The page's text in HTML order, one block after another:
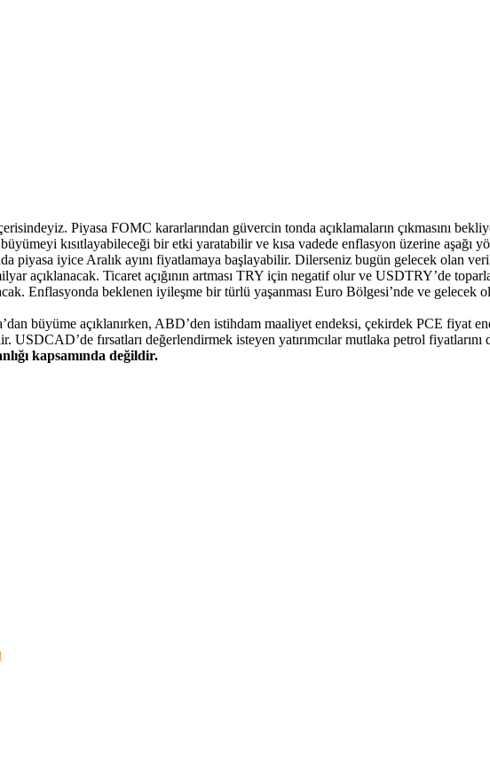
Piyasa FOMC kararlarından güvercin tonda açıklamaların çıkmasını
kısıtlayabileceği bir etki yaratabilir ve kısa vadede enflasyon üzerine aşağı
piyasa iyice Aralık ayını fiyatlamaya başlayabilir. Dilerseniz bugün gelecek olan
açıklanacak. Ticaret açığının artması TRY için negatif olur ve USDTRY’de
Enflasyonda beklenen iyileşme bir türlü yaşanması Euro Bölgesi’nde ve gelecek
büyüme açıklanırken, ABD’den istihdam maaliyet endeksi, çekirdek PCE fiyat
fırsatları değerlendirmek isteyen yatırımcılar mutlaka petrol
kapsamında değildir.